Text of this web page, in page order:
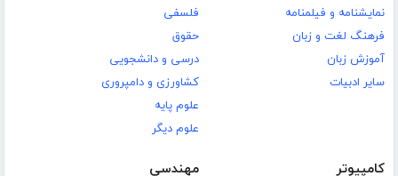
نمایشنامه و فیلمنامه
فرهنگ لغت و زبان
آموزش زبان
سایر ادبیات
فلسفی
حقوق
درسی و دانشجویی
کشاورزی و دامپروری
علوم پایه
علوم دیگر
کامپیوتر مهندسی